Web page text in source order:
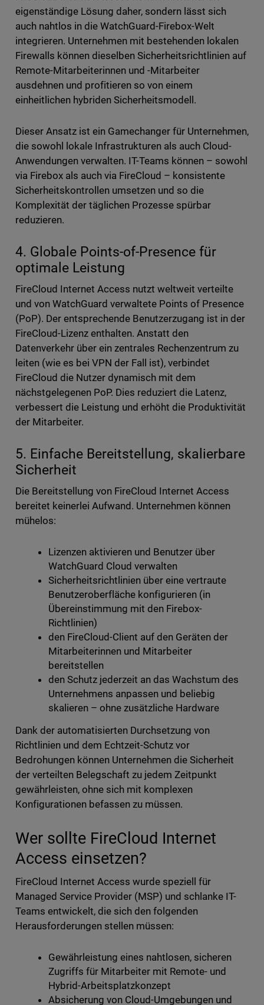
eigenständige Lösung daher, sondern lässt sich
auch nahtlos in die WatchGuard-Firebox-Welt
integrieren. Unternehmen mit bestehenden lokalen
Firewalls können dieselben Sicherheitsrichtlinien auf
Remote-Mitarbeiterinnen und -Mitarbeiter
ausdehnen und profitieren so von einem
einheitlichen hybriden Sicherheitsmodell.
Dieser Ansatz ist ein Gamechanger für Unternehmen,
die sowohl lokale Infrastrukturen als auch Cloud-
Anwendungen verwalten. IT-Teams können – sowohl
via Firebox als auch via FireCloud – konsistente
Sicherheitskontrollen umsetzen und so die
Komplexität der täglichen Prozesse spürbar
reduzieren.
4. Globale Points-of-Presence für
optimale Leistung
FireCloud Internet Access nutzt weltweit verteilte
und von WatchGuard verwaltete Points of Presence
(PoP). Der entsprechende Benutzerzugang ist in der
FireCloud-Lizenz enthalten. Anstatt den
Datenverkehr über ein zentrales Rechenzentrum zu
leiten (wie es bei VPN der Fall ist), verbindet
FireCloud die Nutzer dynamisch mit dem
nächstgelegenen PoP. Dies reduziert die Latenz,
verbessert die Leistung und erhöht die Produktivität
der Mitarbeiter.
5. Einfache Bereitstellung, skalierbare
Sicherheit
Die Bereitstellung von FireCloud Internet Access
bereitet keinerlei Aufwand. Unternehmen können
mühelos:
Lizenzen aktivieren und Benutzer über
WatchGuard Cloud verwalten
Sicherheitsrichtlinien über eine vertraute
Benutzeroberfläche konfigurieren (in
Übereinstimmung mit den Firebox-
Richtlinien)
den FireCloud-Client auf den Geräten der
Mitarbeiterinnen und Mitarbeiter
bereitstellen
den Schutz jederzeit an das Wachstum des
Unternehmens anpassen und beliebig
skalieren – ohne zusätzliche Hardware
Dank der automatisierten Durchsetzung von
Richtlinien und dem Echtzeit-Schutz vor
Bedrohungen können Unternehmen die Sicherheit
der verteilten Belegschaft zu jedem Zeitpunkt
gewährleisten, ohne sich mit komplexen
Konfigurationen befassen zu müssen.
Wer sollte FireCloud Internet
Access einsetzen?
FireCloud Internet Access wurde speziell für
Managed Service Provider (MSP) und schlanke IT-
Teams entwickelt, die sich den folgenden
Herausforderungen stellen müssen:
Gewährleistung eines nahtlosen, sicheren
Zugriffs für Mitarbeiter mit Remote- und
Hybrid-Arbeitsplatzkonzept
Absicherung von Cloud-Umgebungen und